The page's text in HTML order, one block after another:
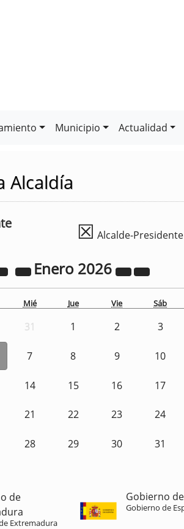
Municipio Actualidad
Alcaldía
☒ Alcalde-Presidente
Enero 2026
Mié Jue Vie Sáb
31 1 2 3
7 8 9 10
14 15 16 17
21 22 23 24
28 29 30 31
de
Extremadura
Gobierno
Gobierno de